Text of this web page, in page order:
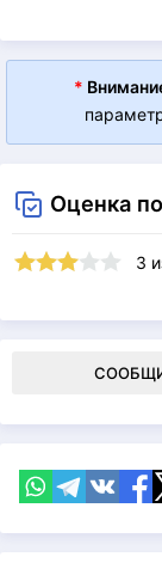
*
Оценка
3